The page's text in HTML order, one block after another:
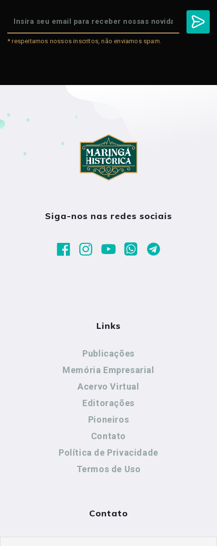
* respeitamos nossos inscritos, não enviamos spam.
Siga-nos nas redes sociais
Links
Publicações
Memória Empresarial
Acervo Virtual
Editorações
Pioneiros
Contato
Política de Privacidade
Termos de Uso
Contato